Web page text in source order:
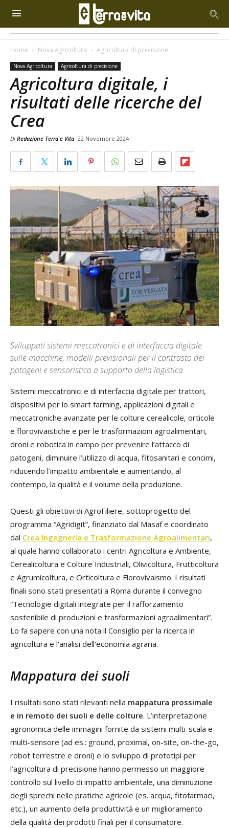
Home Nova Agricoltura Agricoltura di precisione
Nova Agricoltura Agricoltura di precisione
Agricoltura digitale, i
risultati delle ricerche del
Crea
Di Redazione Terra e Vita 22 Novembre 2024
Sviluppati sistemi meccatronici e di interfaccia digitale
sulle macchine, modelli previsionali per il contrasto dei
patogeni e sensoristica a supporto della logistica
Sistemi meccatronici e di interfaccia digitale per trattori,
dispositivi per lo smart farming, applicazioni digitali e
meccatroniche avanzate per le colture cerealicole, orticole
e florovivaistiche e per le trasformazioni agroalimentari,
droni e robotica in campo per prevenire l’attacco di
patogeni, diminuire l’utilizzo di acqua, fitosanitari e concimi,
riducendo l’impatto ambientale e aumentando, al
contempo, la qualità e il volume della produzione.
Questi gli obiettivi di AgroFiliere, sottoprogetto del
programma “Agridigit”, finanziato dal Masaf e coordinato
dal Crea Ingegneria e Trasformazione Agroalimentari,
al quale hanno collaborato i centri Agricoltura e Ambiente,
Cerealicoltura e Colture Industriali, Olivicoltura, Frutticoltura
e Agrumicoltura, e Orticoltura e Florovivaismo. I risultati
finali sono stati presentati a Roma durante il convegno
“Tecnologie digitali integrate per il rafforzamento
sostenibile di produzioni e trasformazioni agroalimentari”.
Lo fa sapere con una nota il Consiglio per la ricerca in
agricoltura e l'analisi dell'economia agraria.
Mappatura dei suoli
I risultati sono stati rilevanti nella mappatura prossimale
e in remoto dei suoli e delle colture. L’interpretazione
agronomica delle immagini fornite da sistemi multi-scala e
multi-sensore (ad es.: ground, proximal, on-site, on-the-go,
robot terrestre e droni) e lo sviluppo di prototipi per
l’agricoltura di precisione hanno permesso un maggiore
controllo sul livello di impatto ambientale, una diminuzione
degli sprechi nelle pratiche agricole (es. acqua, fitofarmaci,
etc.), un aumento della produttività e un miglioramento
della qualità dei prodotti finali per il consumatore.